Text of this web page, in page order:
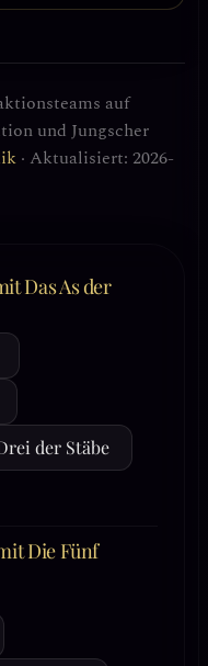
auf
und Jungscher
· Aktualisiert: 2026-
Das As der
der Stäbe
Die Fünf